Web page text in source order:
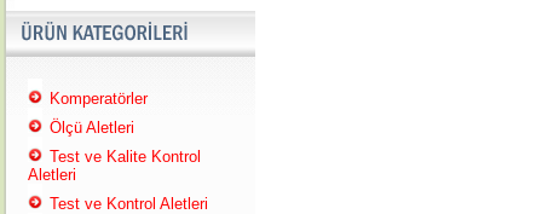
Komperatörler
Ölçü Aletleri
Test ve Kalite Kontrol
Aletleri
Test ve Kontrol Aletleri